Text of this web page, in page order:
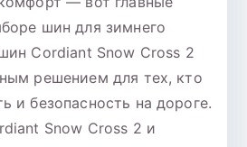
шин для зимнего
Cordiant Snow Cross 2
решением для тех, кто
и безопасность на дороге.
Snow Cross 2 и